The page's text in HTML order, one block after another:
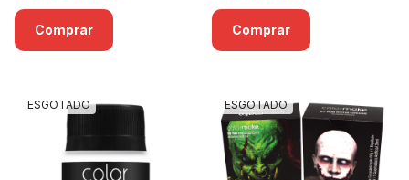
ESGOTADO ESGOTADO